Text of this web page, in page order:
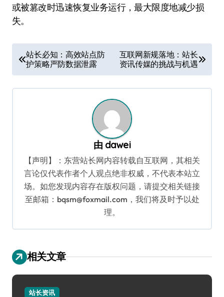
或被篡改时迅速恢复业务运行，最大限度地减少损
失。
章
导
站长必知：高效站点防
护策略严防数据泄露
互联网新规落地：站长
资讯传媒的挑战与机遇
由 dawei
【声明】：东营站长网内容转载自互联网，其相关
言论仅代表作者个人观点绝非权威，不代表本站立
场。如您发现内容存在版权问题，请提交相关链接
至邮箱：bqsm@foxmail.com，我们将及时予以处
理。
相关文章
站长资讯